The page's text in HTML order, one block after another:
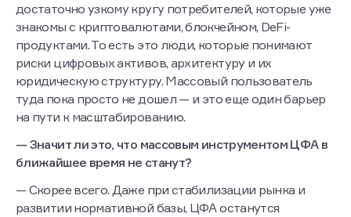
достаточно узкому кругу потребителей, которые уже
знакомы с криптовалютами, блокчейном, DeFi-
продуктами. То есть это люди, которые понимают
риски цифровых активов, архитектуру и их
юридическую структуру. Массовый пользователь
туда пока просто не дошел — и это еще один барьер
на пути к масштабированию.
— Значит ли это, что массовым инструментом ЦФА в
ближайшее время не станут?
— Скорее всего. Даже при стабилизации рынка и
развитии нормативной базы, ЦФА останутся